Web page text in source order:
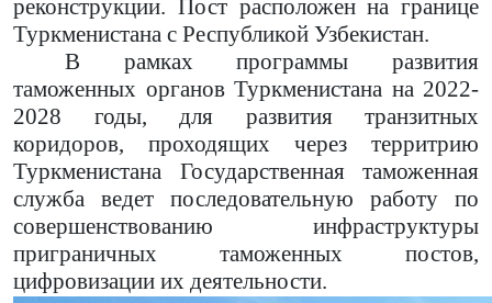
реконструкции. Пост расположен на границе
Туркменистана с Республикой Узбекистан.
В рамках программы развития
таможенных органов Туркменистана на 2022-
2028 годы, для развития транзитных
коридоров, проходящих через территрию
Туркменистана Государственная таможенная
служба ведет последовательную работу по
совершенствованию инфраструктуры
приграничных таможенных постов,
цифровизации их деятельности.